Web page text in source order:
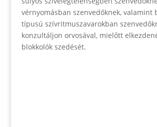
vérnyomásban szenvedőknek, valamint
típusú szívritmuszavarokban
konzultáljon orvosával, mielőtt
blokkolók szedését.